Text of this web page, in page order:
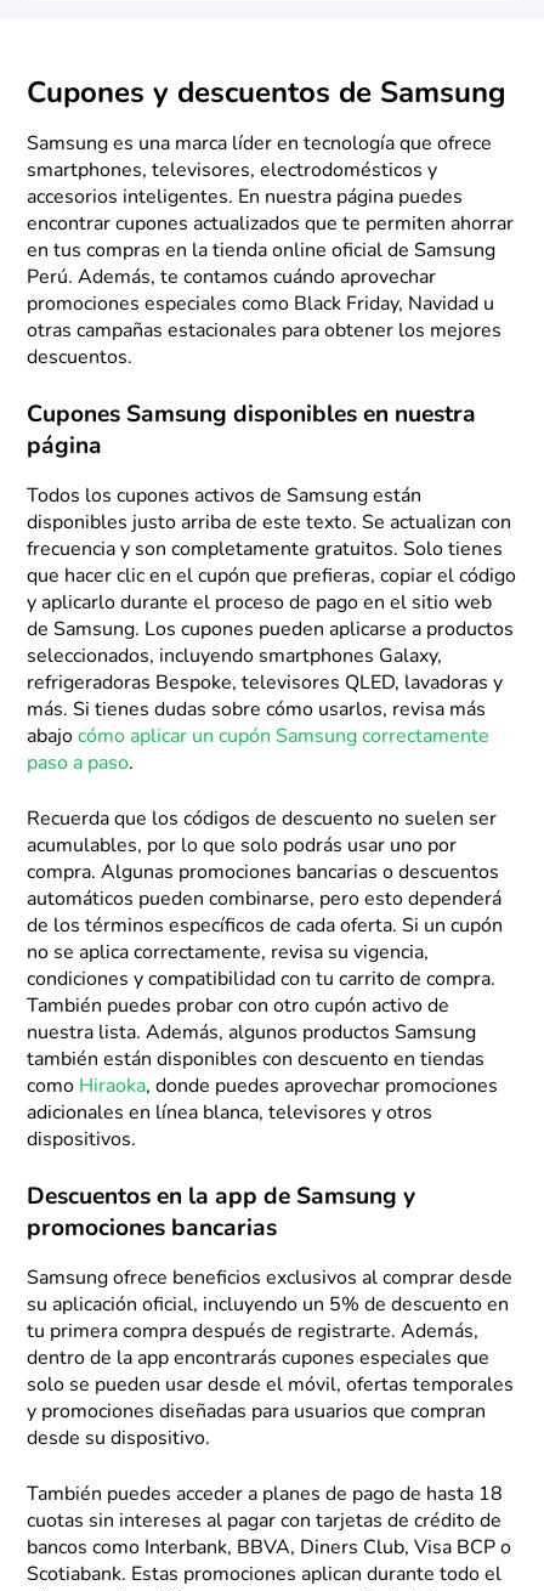
Cupones y descuentos de Samsung
Samsung es una marca líder en tecnología que ofrece
smartphones, televisores, electrodomésticos y
accesorios inteligentes. En nuestra página puedes
encontrar cupones actualizados que te permiten ahorrar
en tus compras en la tienda online oficial de Samsung
Perú. Además, te contamos cuándo aprovechar
promociones especiales como Black Friday, Navidad u
otras campañas estacionales para obtener los mejores
descuentos.
Cupones Samsung disponibles en nuestra
página
Todos los cupones activos de Samsung están
disponibles justo arriba de este texto. Se actualizan con
frecuencia y son completamente gratuitos. Solo tienes
que hacer clic en el cupón que prefieras, copiar el código
y aplicarlo durante el proceso de pago en el sitio web
de Samsung. Los cupones pueden aplicarse a productos
seleccionados, incluyendo smartphones Galaxy,
refrigeradoras Bespoke, televisores QLED, lavadoras y
más. Si tienes dudas sobre cómo usarlos, revisa más
abajocómo aplicar un cupón Samsung correctamente
paso a paso.
Recuerda que los códigos de descuento no suelen ser
acumulables, por lo que solo podrás usar uno por
compra. Algunas promociones bancarias o descuentos
automáticos pueden combinarse, pero esto dependerá
de los términos específicos de cada oferta. Si un cupón
no se aplica correctamente, revisa su vigencia,
condiciones y compatibilidad con tu carrito de compra.
También puedes probar con otro cupón activo de
nuestra lista. Además, algunos productos Samsung
también están disponibles con descuento en tiendas
como Hiraoka, donde puedes aprovechar promociones
adicionales en línea blanca, televisores y otros
dispositivos.
Descuentos en la app de Samsung y
promociones bancarias
Samsung ofrece beneficios exclusivos al comprar desde
su aplicación oficial, incluyendo un 5% de descuento en
tu primera compra después de registrarte. Además,
dentro de la app encontrarás cupones especiales que
solo se pueden usar desde el móvil, ofertas temporales
y promociones diseñadas para usuarios que compran
desde su dispositivo.
También puedes acceder a planes de pago de hasta 18
cuotas sin intereses al pagar con tarjetas de crédito de
bancos como Interbank, BBVA, Diners Club, Visa BCP o
Scotiabank. Estas promociones aplican durante todo el